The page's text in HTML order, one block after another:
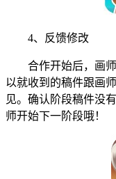
4、反馈修改
合作开始后，画师
以就收到的稿件跟画
见。确认阶段稿件没
师开始下一阶段哦！